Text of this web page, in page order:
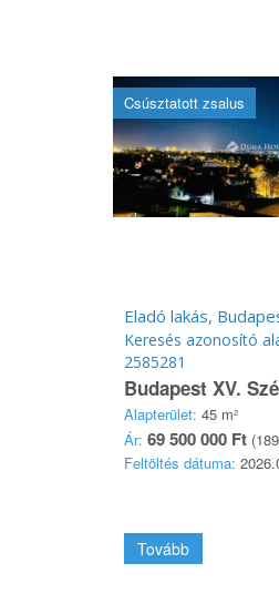
Csúsztatott zsalus
Eladó lakás,
Keresés azonosító
2585281
Budapest XV.
Alapterület: 45 m²
Ár: 69 500 000 Ft
Feltöltés dátuma:
Tovább